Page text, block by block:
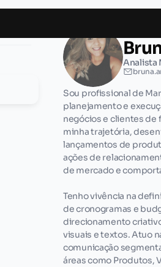
Analista
Sou profissional de
planejamento e
negócios e clientes de
minha trajetória,
lançamentos de
ações de
de mercado e
Tenho vivência na
de cronogramas e
direcionamento
visuais e textos. Atuo
comunicação
áreas como Produtos,